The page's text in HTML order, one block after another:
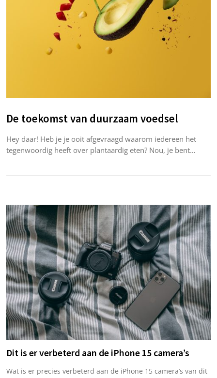
De toekomst van duurzaam voedsel
Hey daar! Heb je je ooit afgevraagd waarom iedereen het
tegenwoordig heeft over plantaardig eten? Nou, je bent…
Dit is er verbeterd aan de iPhone 15 camera’s
Wat is er precies verbeterd aan de iPhone 15 camera’s van dit